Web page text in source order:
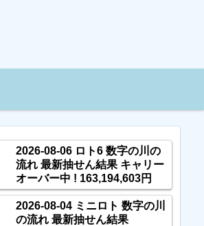
2026-08-06 ロト6 数字の川の
流れ 最新抽せん結果 キャリー
オーバー中 ! 163,194,603円
2026-08-04 ミニロト 数字の川
の流れ 最新抽せん結果